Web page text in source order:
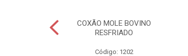
COXÃO MOLE BOVINO
RESFRIADO
Código: 1202